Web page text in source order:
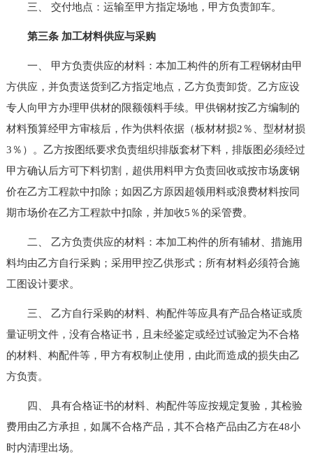
三、 交付地点：运输至甲方指定场地，甲方负责卸车。
第三条 加工材料供应与采购
一、 甲方负责供应的材料：本加工构件的所有工程钢材由甲
方供应，并负责送货到乙方指定地点，乙方负责卸货。乙方应设
专人向甲方办理甲供材的限额领料手续。甲供钢材按乙方编制的
材料预算经甲方审核后，作为供料依据（板材材损2％、型材材损
3％）。乙方按图纸要求负责组织排版套材下料，排版图必须经过
甲方确认后方可下料切割，超供用料甲方负责回收或按市场废钢
价在乙方工程款中扣除；如因乙方原因超领用料或浪费材料按同
期市场价在乙方工程款中扣除，并加收5％的采管费。
二、 乙方负责供应的材料：本加工构件的所有辅材、措施用
料均由乙方自行采购；采用甲控乙供形式；所有材料必须符合施
工图设计要求。
三、 乙方自行采购的材料、构配件等应具有产品合格证或质
量证明文件，没有合格证书，且未经鉴定或经过试验定为不合格
的材料、构配件等，甲方有权制止使用，由此而造成的损失由乙
方负责。
四、 具有合格证书的材料、构配件等应按规定复验，其检验
费用由乙方承担，如属不合格产品，其不合格产品由乙方在48小
时内清理出场。